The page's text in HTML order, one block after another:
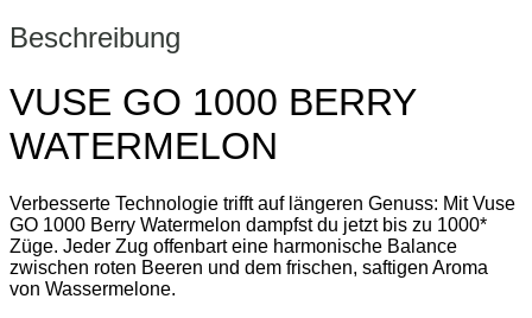
Beschreibung
VUSE GO 1000 BERRY
WATERMELON
Verbesserte Technologie trifft auf längeren Genuss: Mit Vuse
GO 1000 Berry Watermelon dampfst du jetzt bis zu 1000*
Züge. Jeder Zug offenbart eine harmonische Balance
zwischen roten Beeren und dem frischen, saftigen Aroma
von Wassermelone.